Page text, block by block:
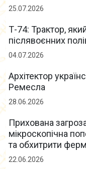
25.07.2026
Т-74: Трактор,
післявоєнних
04.07.2026
Архітектор
Ремесла
28.06.2026
Прихована
мікроскопічна
та обхитрити
22.06.2026